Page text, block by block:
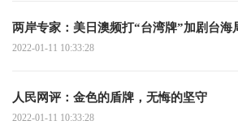
两岸专家：美日澳频打“台湾牌”加剧台海
2022-01-11 10:33:28
人民网评：金色的盾牌，无悔的坚守
2022-01-11 10:33:28